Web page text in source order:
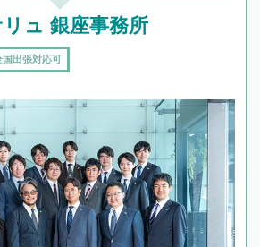
ュ 銀座事務所
国出張対応可